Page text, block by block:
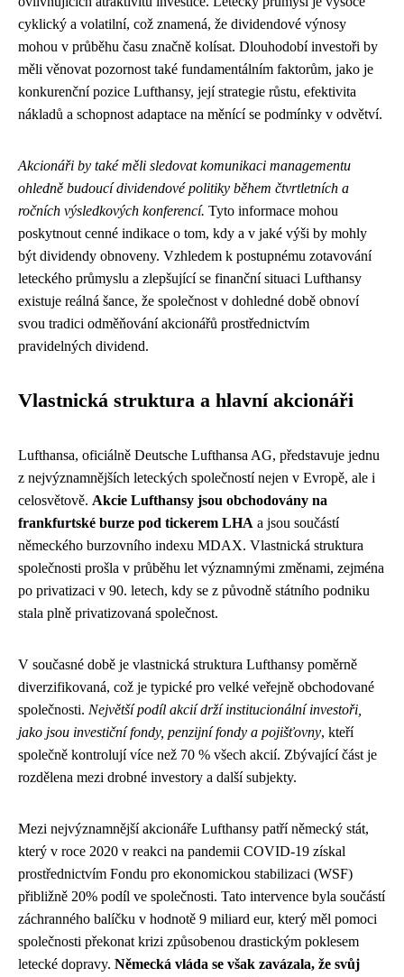
cyklický a volatilní, což znamená, že dividendové výnosy
mohou v průběhu času značně kolísat. Dlouhodobí investoři by
měli věnovat pozornost také fundamentálním faktorům, jako je
konkurenční pozice Lufthansy, její strategie růstu, efektivita
nákladů a schopnost adaptace na měnící se podmínky v odvětví.
Akcionáři by také měli sledovat komunikaci managementu
ohledně budoucí dividendové politiky během čtvrtletních a
ročních výsledkových konferencí. Tyto informace mohou
poskytnout cenné indikace o tom, kdy a v jaké výši by mohly
být dividendy obnoveny. Vzhledem k postupnému zotavování
leteckého průmyslu a zlepšující se finanční situaci Lufthansy
existuje reálná šance, že společnost v dohledné době obnoví
svou tradici odměňování akcionářů prostřednictvím
pravidelných dividend.
Vlastnická struktura a hlavní akcionáři
Lufthansa, oficiálně Deutsche Lufthansa AG, představuje jednu
z nejvýznamnějších leteckých společností nejen v Evropě, ale i
celosvětově. Akcie Lufthansy jsou obchodovány na
frankfurtské burze pod tickerem LHA a jsou součástí
německého burzovního indexu MDAX. Vlastnická struktura
společnosti prošla v průběhu let významnými změnami, zejména
po privatizaci v 90. letech, kdy se z původně státního podniku
stala plně privatizovaná společnost.
V současné době je vlastnická struktura Lufthansy poměrně
diverzifikovaná, což je typické pro velké veřejně obchodované
společnosti. Největší podíl akcií drží institucionální investoři,
jako jsou investiční fondy, penzijní fondy a pojišťovny, kteří
společně kontrolují více než 70 % všech akcií. Zbývající část je
rozdělena mezi drobné investory a další subjekty.
Mezi nejvýznamnější akcionáře Lufthansy patří německý stát,
který v roce 2020 v reakci na pandemii COVID-19 získal
prostřednictvím Fondu pro ekonomickou stabilizaci (WSF)
přibližně 20% podíl ve společnosti. Tato intervence byla součástí
záchranného balíčku v hodnotě 9 miliard eur, který měl pomoci
společnosti překonat krizi způsobenou drastickým poklesem
letecké dopravy. Německá vláda se však zavázala, že svůj